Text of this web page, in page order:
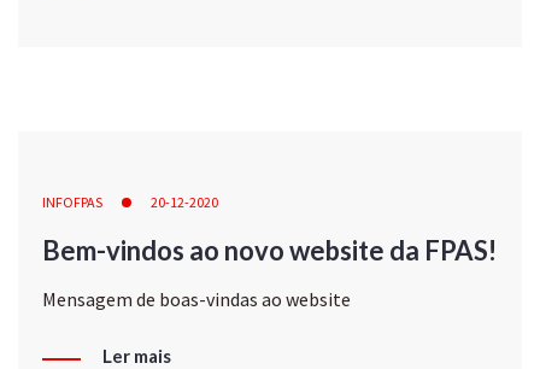
INFOFPAS 20-12-2020
Bem-vindos ao novo website da FPAS!
Mensagem de boas-vindas ao website
Ler mais